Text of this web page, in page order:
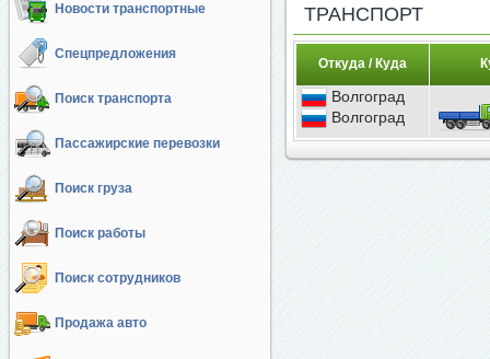
Новости транспортные
Спецпредложения
Поиск транспорта
Пассажирские перевозки
Поиск груза
Поиск работы
Поиск сотрудников
Продажа авто
ТРАНСПОРТ
Откуда / Куда
Волгоград
Волгоград